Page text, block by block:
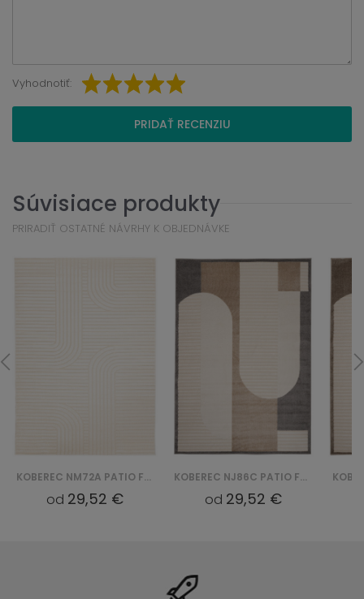
Vyhodnotiť:
PRIDAŤ RECENZIU
Súvisiace produkty
PRIRADIŤ OSTATNÉ NÁVRHY K OBJEDNÁVKE
KOBEREC NM72A PATIO FGE - KREMOWY
od 29,52 €
KOBEREC NJ86C PATIO FGE - KREMOWY
od 29,52 €